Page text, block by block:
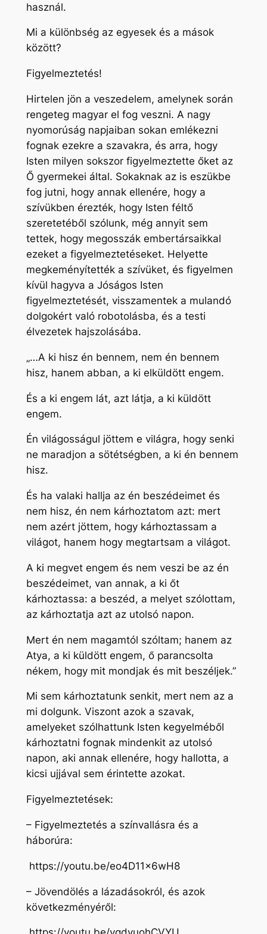
használ.
Mi a különbség az egyesek és a mások
között?
Figyelmeztetés!
Hirtelen jön a veszedelem, amelynek során
rengeteg magyar el fog veszni. A nagy
nyomorúság napjaiban sokan emlékezni
fognak ezekre a szavakra, és arra, hogy
Isten milyen sokszor figyelmeztette őket az
Ő gyermekei által. Sokaknak az is eszükbe
fog jutni, hogy annak ellenére, hogy a
szívükben érezték, hogy Isten féltő
szeretetéből szólunk, még annyit sem
tettek, hogy megosszák embertársaikkal
ezeket a figyelmeztetéseket. Helyette
megkeményítették a szívüket, és figyelmen
kívül hagyva a Jóságos Isten
figyelmeztetését, visszamentek a mulandó
dolgokért való robotolásba, és a testi
élvezetek hajszolásába.
„…A ki hisz én bennem, nem én bennem
hisz, hanem abban, a ki elküldött engem.
És a ki engem lát, azt látja, a ki küldött
engem.
Én világosságul jöttem e világra, hogy senki
ne maradjon a sötétségben, a ki én bennem
hisz.
És ha valaki hallja az én beszédeimet és
nem hisz, én nem kárhoztatom azt: mert
nem azért jöttem, hogy kárhoztassam a
világot, hanem hogy megtartsam a világot.
A ki megvet engem és nem veszi be az én
beszédeimet, van annak, a ki őt
kárhoztassa: a beszéd, a melyet szólottam,
az kárhoztatja azt az utolsó napon.
Mert én nem magamtól szóltam; hanem az
Atya, a ki küldött engem, ő parancsolta
nékem, hogy mit mondjak és mit beszéljek.”
Mi sem kárhoztatunk senkit, mert nem az a
mi dolgunk. Viszont azok a szavak,
amelyeket szólhattunk Isten kegyelméből
kárhoztatni fognak mindenkit az utolsó
napon, aki annak ellenére, hogy hallotta, a
kicsi ujjával sem érintette azokat.
Figyelmeztetések:
– Figyelmeztetés a színvallásra és a
háborúra:
https://youtu.be/eo4D11x6wH8
– Jövendölés a lázadásokról, és azok
következményéről: